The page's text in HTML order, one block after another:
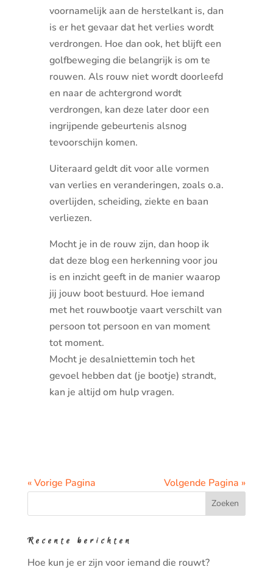
voornamelijk aan de herstelkant is, dan
is er het gevaar dat het verlies wordt
verdrongen. Hoe dan ook, het blijft een
golfbeweging die belangrijk is om te
rouwen. Als rouw niet wordt doorleefd
en naar de achtergrond wordt
verdrongen, kan deze later door een
ingrijpende gebeurtenis alsnog
tevoorschijn komen.
Uiteraard geldt dit voor alle vormen
van verlies en veranderingen, zoals o.a.
overlijden, scheiding, ziekte en baan
verliezen.
Mocht je in de rouw zijn, dan hoop ik
dat deze blog een herkenning voor jou
is en inzicht geeft in de manier waarop
jij jouw boot bestuurd. Hoe iemand
met het rouwbootje vaart verschilt van
persoon tot persoon en van moment
tot moment.
Mocht je desalniettemin toch het
gevoel hebben dat (je bootje) strandt,
kan je altijd om hulp vragen.
« Vorige Pagina Volgende Pagina »
Recente berichten
Hoe kun je er zijn voor iemand die rouwt?